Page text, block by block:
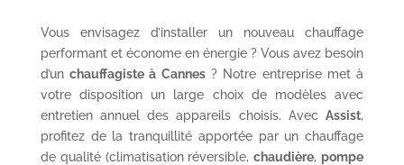
Vous envisagez d’installer un nouveau chauffage
performant et économe en énergie ? Vous avez besoin
d’unchauffagiste à Cannes? Notre entreprise met à
votre disposition un large choix de modèles avec
entretien annuel des appareils choisis. AvecAssist,
profitez de la tranquillité apportée par un chauffage
de qualité (climatisation réversible,chaudière, pompe